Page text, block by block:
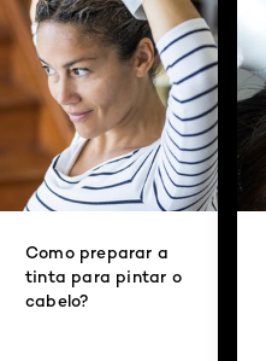
Como preparar a
tinta para pintar o
cabelo?